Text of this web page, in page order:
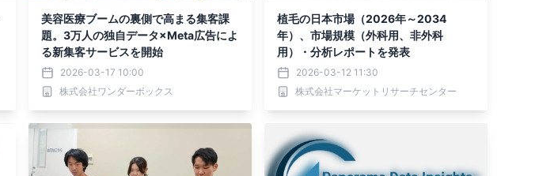
美容医療ブームの裏側で高まる集客課
題。3万人の独自データ×Meta広告によ
る新集客サービスを開始
2026-03-17 10:00
株式会社ワンダーボックス
植毛の日本市場（2026年～2034
年）、市場規模（外科用、非外科
用）・分析レポートを発表
2026-03-12 11:30
株式会社マーケットリサーチセンター